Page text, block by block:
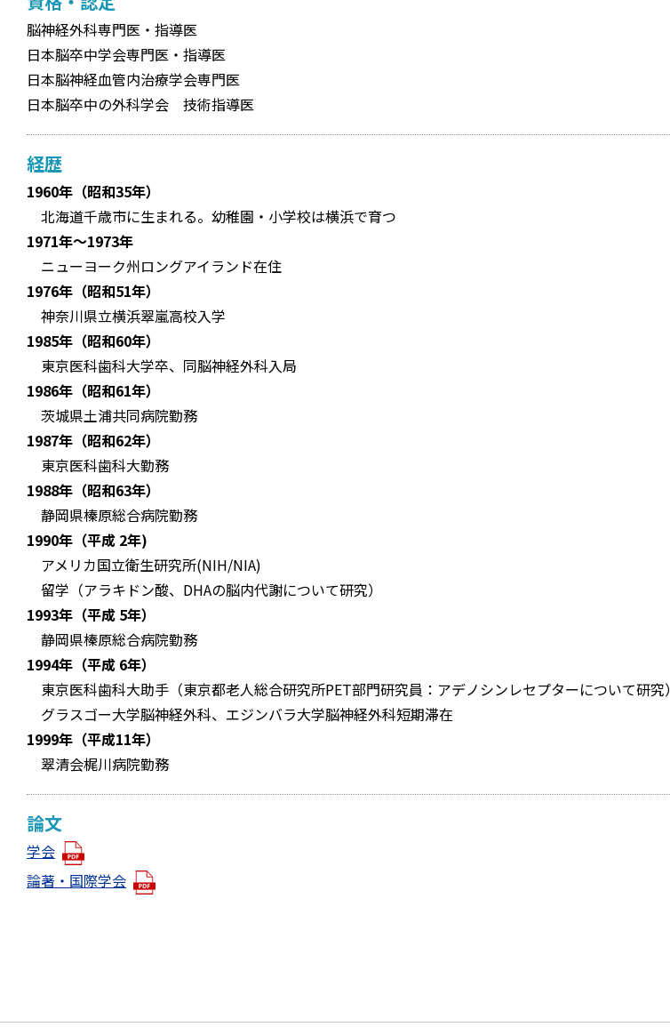
脳神経外科専門医・指導医
日本脳卒中学会専門医・指導医
日本脳神経血管内治療学会専門医
日本脳卒中の外科学会 技術指導医
経歴
1960年（昭和35年）
北海道千歳市に生まれる。幼稚園・小学校は横浜で育つ
1971年～1973年
ニューヨーク州ロングアイランド在住
1976年（昭和51年）
神奈川県立横浜翠嵐高校入学
1985年（昭和60年）
東京医科歯科大学卒、同脳神経外科入局
1986年（昭和61年）
茨城県土浦共同病院勤務
1987年（昭和62年）
東京医科歯科大勤務
1988年（昭和63年）
静岡県榛原総合病院勤務
1990年（平成 2年)
アメリカ国立衛生研究所(NIH/NIA)
留学（アラキドン酸、DHAの脳内代謝について研究）
1993年（平成 5年）
静岡県榛原総合病院勤務
1994年（平成 6年）
東京医科歯科大助手（東京都老人総合研究所PET部門研究員：アデノシンレセプターについて研究）
グラスゴー大学脳神経外科、エジンバラ大学脳神経外科短期滞在
1999年（平成11年）
翠清会梶川病院勤務
論文
学会
論著・国際学会